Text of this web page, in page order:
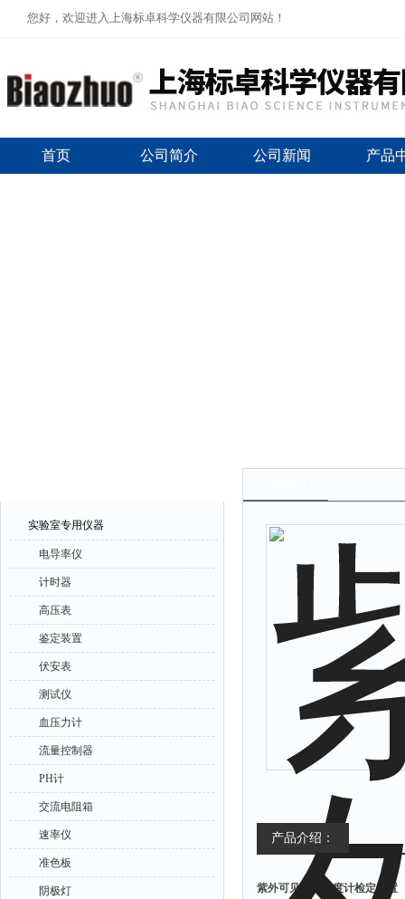
您好，欢迎进入上海标卓科学仪器有限公司网站！
首页 公司简介 公司新闻 产品
实验室专用仪器
电导率仪
计时器
高压表
鉴定装置
伏安表
测试仪
血压力计
流量控制器
PH计
交流电阻箱
速率仪
准色板
阴极灯
产品介绍：
紫外可见分光光度计检定装置